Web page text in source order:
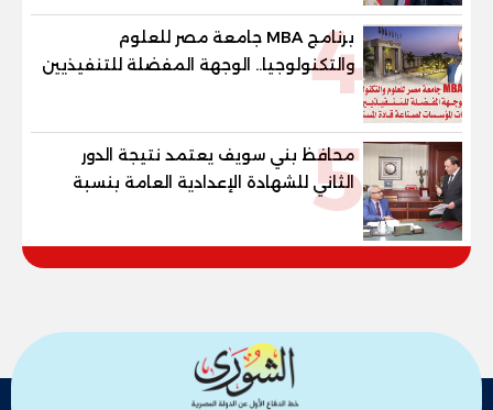
4
برنامج MBA جامعة مصر للعلوم
والتكنولوجيا.. الوجهة المفضلة للتنفيذيين
وقيادات المؤسسات لصناعة قادة
5
محافظ بني سويف يعتمد نتيجة الدور
الثاني للشهادة الإعدادية العامة بنسبة
والنور للمكفوفين